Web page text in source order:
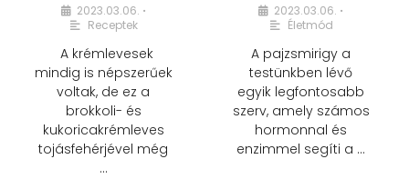
2023.03.06. •
Receptek
A krémlevesek
mindig is népszerűek
voltak, de ez a
brokkoli- és
kukoricakrémleves
tojásfehérjével még
…
2023.03.06. •
Életmód
A pajzsmirigy a
testünkben lévő
egyik legfontosabb
szerv, amely számos
hormonnal és
enzimmel segíti a …